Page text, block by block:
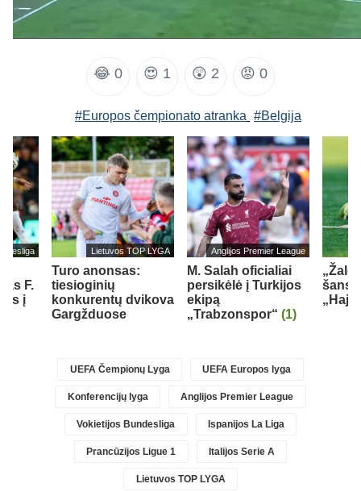
😂 0 😍 1 😲 2 😡 0
#Europos čempionato atranka #Belgija
F.
į
Lietuvos TOP LYGA
Turo anonsas:
tiesioginių
konkurentų dvikova
Gargžduose
Anglijos Premier League
M. Salah oficialiai
persikėlė į Turkijos
ekipą
„Trabzonspor“ (1)
UEFA Čempionų Lyga UEFA Europos lyga
Konferencijų lyga Anglijos Premier League
Vokietijos Bundesliga Ispanijos La Liga
Prancūzijos Ligue 1 Italijos Serie A
Lietuvos TOP LYGA